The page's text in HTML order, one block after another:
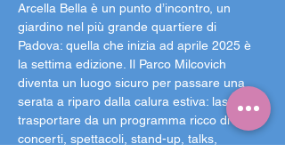
Arcella Bella è un punto d’incontro, un
giardino nel più grande quartiere di
Padova: quella che inizia ad aprile 2025 è
la settima edizione. Il Parco Milcovich
diventa un luogo sicuro per passare una
serata a riparo dalla calura estiva: lasciatevi
trasportare da un programma ricco di
concerti, spettacoli, stand-up, talks,